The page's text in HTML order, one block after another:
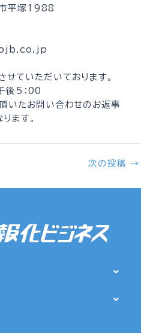
平塚1988
せていただいております。
5：00
いたお問い合わせのお返事
ます。
次の投稿 →